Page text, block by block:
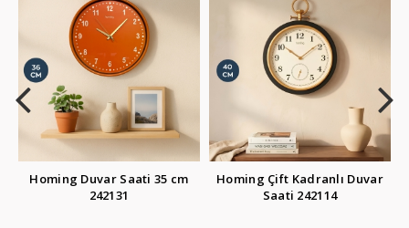
Homing Duvar Saati 35 cm
242131
Homing Çift Kadranlı Duvar
Saati 242114